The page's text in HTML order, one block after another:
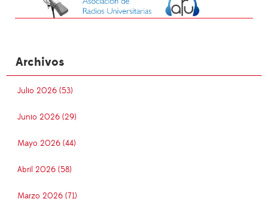
Archivos
Julio 2026 (53)
Junio 2026 (29)
Mayo 2026 (44)
Abril 2026 (58)
Marzo 2026 (71)